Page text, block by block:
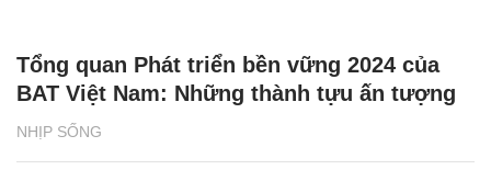
NHỊP SỐNG
Tổng quan Phát triển bền vững 2024 của
BAT Việt Nam: Những thành tựu ấn tượng